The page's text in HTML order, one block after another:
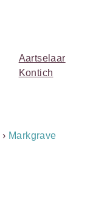
Aartselaar
Kontich
› Markgrave